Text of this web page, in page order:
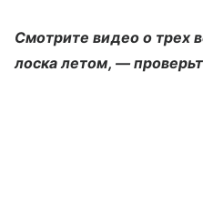
Смотрите видео о трех
лоска летом, —